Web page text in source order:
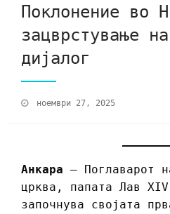
Поклонение во
зацврстување
дијалог
ноември 27, 2025
Анкара – Поглаварот
црква, папата Лав
започнува својата